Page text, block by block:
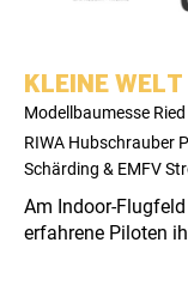
KLEINE
Modellbaumesse Ried
RIWA Hubschrauber
Schärding & EMFV
Am Indoor-
erfahrene Piloten